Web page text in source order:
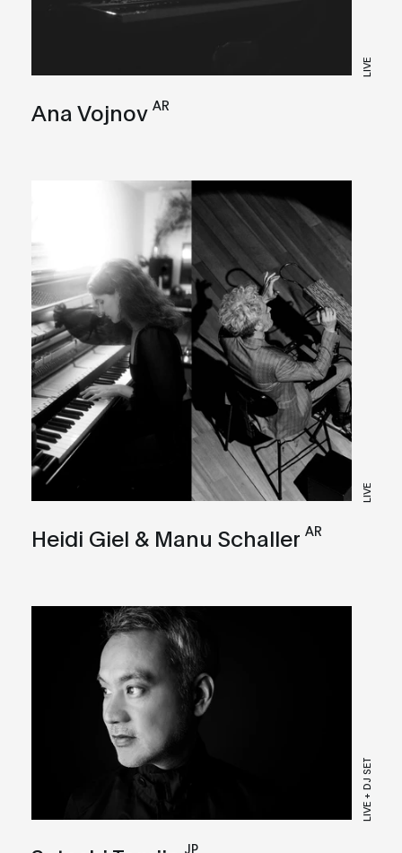
LIVE
Ana Vojnov AR
LIVE
Heidi Giel & Manu Schaller AR
LIVE + DJ SET
JP